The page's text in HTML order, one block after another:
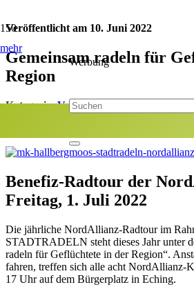
mehr
Werbung
Veröffentlicht am 10. Juni 2022
Gemeinsam radeln für
Region
Kategorie:Veranstaltungen
Benefiz-Radtour der
Freitag, 1. Juli 2022
Die jährliche NordAllianz-Radtour im
STADTRADELN steht dieses Jahr unter
radeln für Geflüchtete in der Region“.
fahren, treffen sich alle acht NordAllianz-
17 Uhr auf dem Bürgerplatz in Eching.